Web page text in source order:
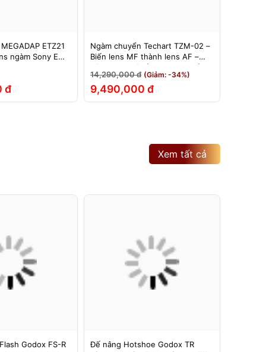
ETZ21
ngàm Sony E
Z – Adapter
đ
Ngàm chuyển Techart TZM-02 –
Biến lens MF thành lens AF –
Dùng cho máy ảnh Nikon Z sử
dụng các ống kính ngàm Leica M
14,290,000 đ (Giảm: -34%)
9,490,000 đ
Xem tất cả
Godox FS-R
Đế nâng Hotshoe Godox TR